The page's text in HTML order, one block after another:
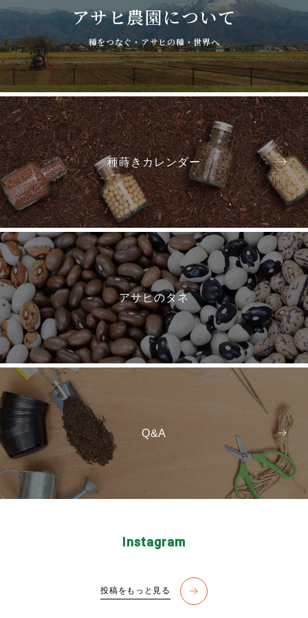
アサヒ農園について
種をつなぐ・アサヒの種・世界へ
種蒔きカレンダー
アサヒのタネ
Q&A
Instagram
投稿をもっと見る